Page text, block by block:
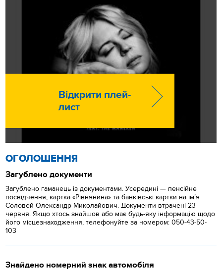
Відкрити плей-
лист
ОГОЛОШЕННЯ
Загублено документи
Загублено гаманець із документами. Усередині — пенсійне
посвідчення, картка «Рівнянина» та банківські картки на ім’я
Соловей Олександр Миколайович. Документи втрачені 23
червня. Якщо хтось знайшов або має будь-яку інформацію щодо
його місцезнаходження, телефонуйте за номером: 050-43-50-
103
Знайдено номерний знак автомобіля